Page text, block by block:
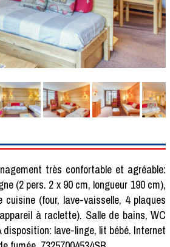
très confortable et agréable:
(2 pers. 2 x 90 cm, longueur 190 cm),
(four, lave-vaisselle, 4 plaques
à raclette). Salle de bains, WC
lave-linge, lit bébé. Internet